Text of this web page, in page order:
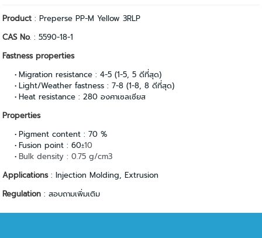
Product : Preperse PP-M Yellow 3RLP
CAS No. : 5590-18-1
Fastness properties
Migration resistance : 4-5 (1-5, 5 ดีที่สุด)
Light/Weather fastness : 7-8 (1-8, 8 ดีที่สุด)
Heat resistance : 280 องศาเซลเซียส
Properties
Pigment content : 70 %
Fusion point : 60±10
Bulk density : 0.75 g/cm3
Applications: Injection Molding, Extrusion
Regulation : สอบถามเพิ่มเติม